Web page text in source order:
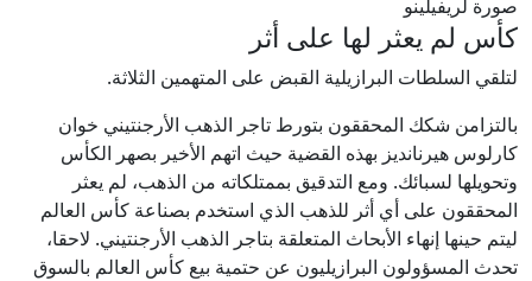
صورة لريفيلينو
كأس لم يعثر لها على أثر
لتلقي السلطات البرازيلية القبض على المتهمين الثلاثة.
بالتزامن شكك المحققون بتورط تاجر الذهب الأرجنتيني خوان
كارلوس هيرنانديز بهذه القضية حيث اتهم الأخير بصهر الكأس
وتحويلها لسبائك. ومع التدقيق بممتلكاته من الذهب، لم يعثر
المحققون على أي أثر للذهب الذي استخدم بصناعة كأس العالم
ليتم حينها إنهاء الأبحاث المتعلقة بتاجر الذهب الأرجنتيني. لاحقا،
تحدث المسؤولون البرازيليون عن حتمية بيع كأس العالم بالسوق